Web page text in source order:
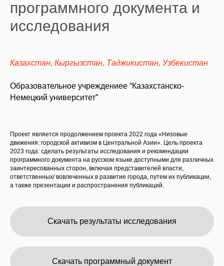
программного документа и
исследования
Казахстан, Кыргызстан, Таджикистан, Узбекистан
Образовательное учреждениее “Казахстанско-
Немецкий университет”
Проект является продолжением проекта 2022 года «Низовые
движения: городской активизм в Центральной Азии». Цель проекта
2023 года: сделать результаты исследования и рекомендации
программного документа на русском языке доступными для различных
заинтересованных сторон, включая представителей власти,
ответственных/ вовлеченных в развитие города, путем их публикации,
а также презентации и распространения публикаций.
Скачать результаты исследования
Скачать программный документ